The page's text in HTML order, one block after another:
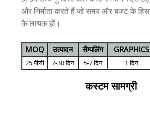
और निर्माता करते हैं जो समय और बजट के
के लायक हों।
MOQ उत्पादन सैम्पलिंग GRAPHICS
25 पीसी 7-30 दिन 5-7 दिन 1 दिन
कस्टम सामग्री